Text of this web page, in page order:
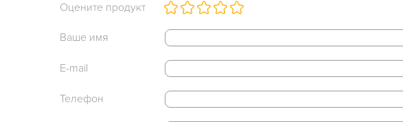
Оцените продукт
Ваше имя
E-mail
Телефон